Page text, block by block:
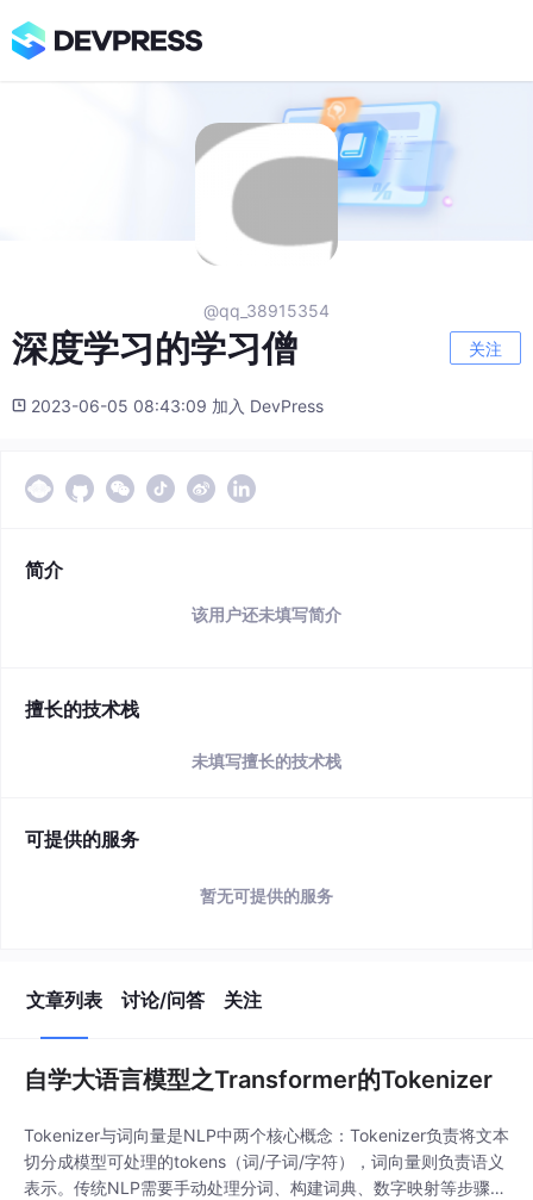
@qq_38915354
深度学习的学习僧 关注
2023-06-05 08:43:09 加入 DevPress
简介
该用户还未填写简介
擅长的技术栈
未填写擅长的技术栈
可提供的服务
暂无可提供的服务
文章列表 讨论/问答 关注
自学大语言模型之Transformer的Tokenizer
Tokenizer与词向量是NLP中两个核心概念：Tokenizer负责将文本
切分成模型可处理的tokens（词/子词/字符），词向量则负责语义
表示。传统NLP需要手动处理分词、构建词典、数字映射等步骤，